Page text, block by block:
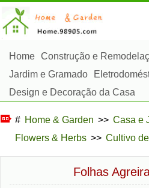
Home Construção e
Jardim e Gramado
Design e Decoração da Casa
# Home & Garden >> Casa e
Flowers & Herbs >> Cultivo
Folhas